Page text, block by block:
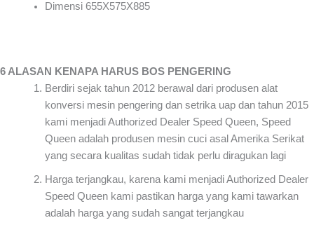
Dimensi 655X575X885
6 ALASAN KENAPA HARUS BOS PENGERING
Berdiri sejak tahun 2012 berawal dari produsen alat
konversi mesin pengering dan setrika uap dan tahun 2015
kami menjadi Authorized Dealer Speed Queen, Speed
Queen adalah produsen mesin cuci asal Amerika Serikat
yang secara kualitas sudah tidak perlu diragukan lagi
Harga terjangkau, karena kami menjadi Authorized Dealer
Speed Queen kami pastikan harga yang kami tawarkan
adalah harga yang sudah sangat terjangkau